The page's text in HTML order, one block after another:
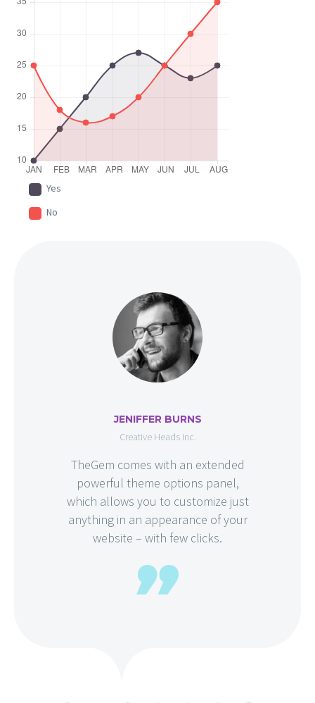
Yes
No
JENIFFER BURNS
Creative Heads Inc.
TheGem comes with an extended
powerful theme options panel,
which allows you to customize just
anything in an appearance of your
website – with few clicks.